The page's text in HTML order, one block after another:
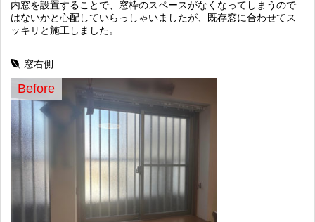
内窓を設置することで、窓枠のスペースがなくなってしまうので
はないかと心配していらっしゃいましたが、既存窓に合わせてス
ッキリと施工しました。
窓右側
Before